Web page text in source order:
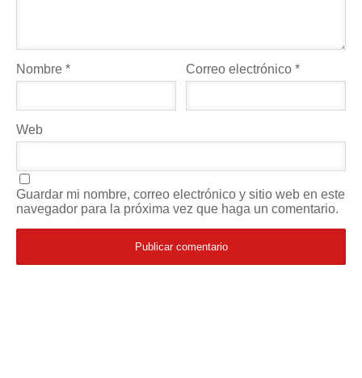
Nombre * Correo electrónico*
Web
Guardar mi nombre, correo electrónico y sitio web en este
navegador para la próxima vez que haga un comentario.